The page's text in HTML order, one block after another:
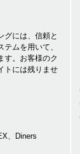
グには、信頼と
ムを用いて、
す。お客様のク
トには残りませ
、Diners